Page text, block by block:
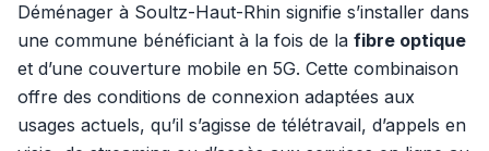
Déménager à Soultz-Haut-Rhin signifie s’installer dans
une commune bénéficiant à la fois de la fibre optique
et d’une couverture mobile en 5G. Cette combinaison
offre des conditions de connexion adaptées aux
usages actuels, qu’il s’agisse de télétravail, d’appels en